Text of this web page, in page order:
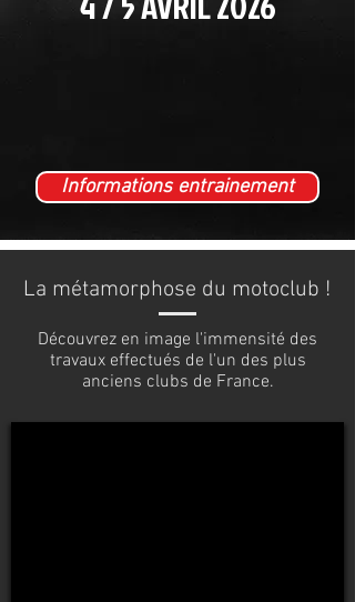
Informations entrainement
La métamorphose du motoclub !
Découvrez en image l'immensité des
travaux effectués de l'un des plus
anciens clubs de France.